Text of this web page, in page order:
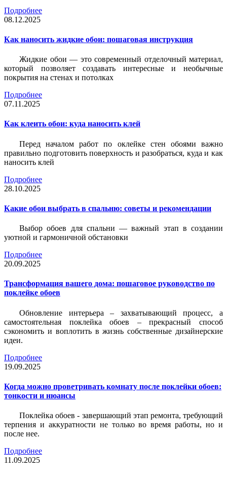
Подробнее
08.12.2025
Как наносить жидкие обои: пошаговая инструкция
Жидкие обои — это современный отделочный материал,
который позволяет создавать интересные и необычные
покрытия на стенах и потолках
Подробнее
07.11.2025
Как клеить обои: куда наносить клей
Перед началом работ по оклейке стен обоями важно
правильно подготовить поверхность и разобраться, куда и как
наносить клей
Подробнее
28.10.2025
Какие обои выбрать в спальню: советы и рекомендации
Выбор обоев для спальни — важный этап в создании
уютной и гармоничной обстановки
Подробнее
20.09.2025
Трансформация вашего дома: пошаговое руководство по
поклейке обоев
Обновление интерьера – захватывающий процесс, а
самостоятельная поклейка обоев – прекрасный способ
сэкономить и воплотить в жизнь собственные дизайнерские
идеи.
Подробнее
19.09.2025
Когда можно проветривать комнату после поклейки обоев:
тонкости и нюансы
Поклейка обоев - завершающий этап ремонта, требующий
терпения и аккуратности не только во время работы, но и
после нее.
Подробнее
11.09.2025